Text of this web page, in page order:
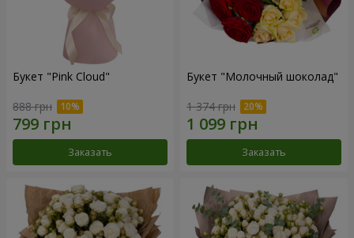
Букет "Pink Cloud"
888 грн
Заказать
Букет "Молочный шоколад"
1 374 грн
Заказать